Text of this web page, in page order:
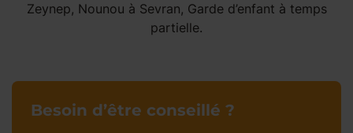
Zeynep, Nounou à Sevran, Garde d’enfant à temps
partielle.
Besoin d’être conseillé ?